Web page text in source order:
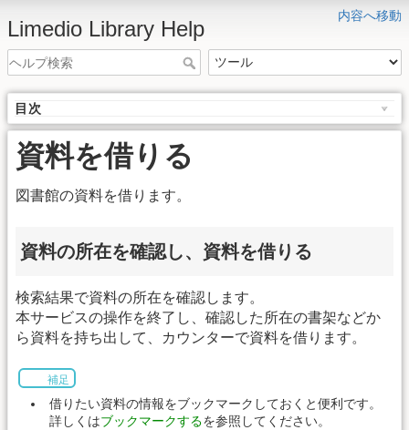
内容へ移動
Limedio Library Help
目次
資料を借りる
図書館の資料を借ります。
資料の所在を確認し、資料を借りる
検索結果で資料の所在を確認します。
本サービスの操作を終了し、確認した所在の書架などか
ら資料を持ち出して、カウンターで資料を借ります。
補足
借りたい資料の情報をブックマークしておくと便利です。
詳しくはブックマークするを参照してください。